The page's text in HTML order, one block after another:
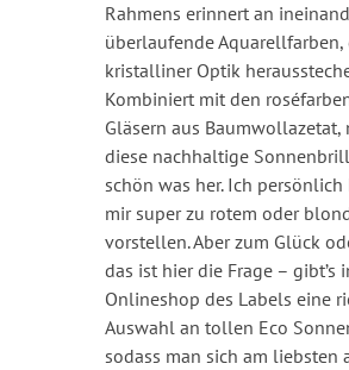
Rahmens erinnert an
überlaufende Aquarellfarben,
kristalliner Optik
Kombiniert mit den
Gläsern aus Baumwollazetat,
diese nachhaltige
schön was her. Ich persönlich
mir super zu rotem oder
vorstellen. Aber zum Glück
das ist hier die Frage – gibt’s
Onlineshop des Labels eine
Auswahl an tollen Eco
sodass man sich am liebsten